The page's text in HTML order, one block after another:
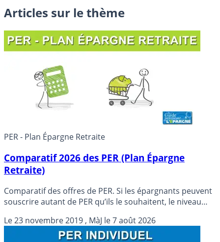
Articles sur le thème
PER - Plan Épargne Retraite
Comparatif 2026 des PER (Plan Épargne
Retraite)
Comparatif des offres de PER. Si les épargnants peuvent
souscrire autant de PER qu’ils le souhaitent, le niveau
proposée, seront une nouvelle fois, des critères sur
lesquels une attention particulière devra être portée.
Le23 novembre 2019 , MàJ le7 août 2026